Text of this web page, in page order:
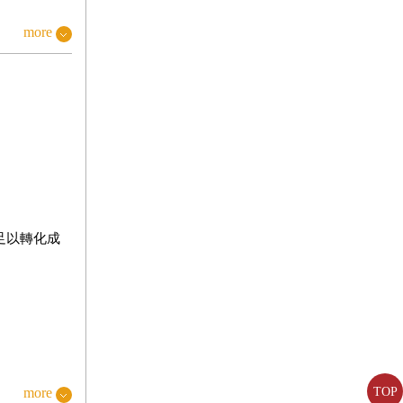
TOP
more
以轉化成
一點一滴
more